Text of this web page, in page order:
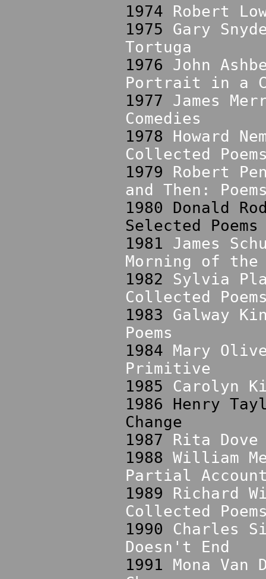
1974 Robert
1975 Gary
Tortuga
1976 John
Portrait in a
1977 James
Comedies
1978 Howard
Collected
1979 Robert
and Then:
1980 Donald
Selected Poems
1981 James
Morning of the
1982 Sylvia
Collected
1983 Galway
Poems
1984 Mary
Primitive
1985 Carolyn
1986 Henry
Change
1987 Rita Dove
1988 William
Partial
1989 Richard
Collected
1990 Charles
Doesn't End
1991 Mona Van